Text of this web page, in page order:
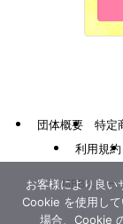
団体概要 特定
利用規約
©MBBスリー
お客様により良い
Cookie を使用し
場合、Cookie